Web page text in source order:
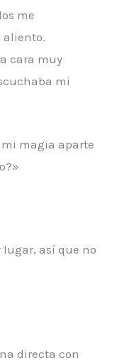
me
aliento.
cara muy
mi
mi magia aparte
así que no
directa con